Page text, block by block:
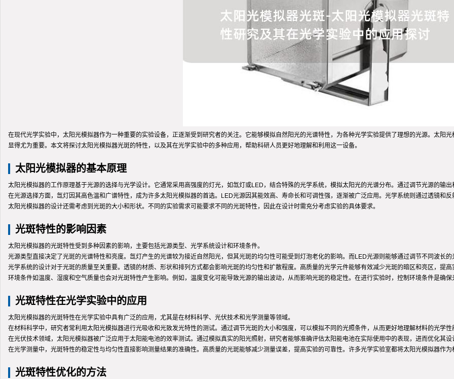
在现代光学实验中，太阳光模拟器作为一种重要的实验设备，正逐渐受到研究者的关注。它能够模拟自然阳光的光谱特性，为各种光学实验提供了理想的光源。太阳
显得尤为重要。本文将探讨太阳光模拟器光斑的特性，以及其在光学实验中的多种应用，帮助科研人员更好地理解和利用这一设备。
太阳光模拟器的基本原理
太阳光模拟器的工作原理基于光源的选择与光学设计。它通常采用高强度的灯光，如氙灯或LED，结合特殊的光学系统，模拟太阳光的光谱分布。通过调节光源的输
在光源选择方面，氙灯因其高色温和广谱特性，成为许多太阳光模拟器的首选。LED光源因其能效高、寿命长和可调性强，逐渐被广泛应用。光学系统则通过透镜和
太阳光模拟器的设计还需考虑到光斑的大小和形状。不同的实验需求可能要求不同的光斑特性，因此在设计时需充分考虑实验的具体要求。
光斑特性的影响因素
太阳光模拟器的光斑特性受到多种因素的影响，主要包括光源类型、光学系统设计和环境条件。
光源类型直接决定了光斑的光谱特性和亮度。氙灯产生的光谱较为接近自然阳光，但其光斑的均匀性可能受到灯泡老化的影响。而LED光源则能够通过调节不同波长
光学系统的设计对于光斑的质量至关重要。透镜的材质、形状和排列方式都会影响光斑的均匀性和扩散程度。高质量的光学元件能够有效减少光斑的暗区和亮区，提高
环境条件如温度、湿度和空气质量也会对光斑特性产生影响。例如，温度变化可能导致光源的输出波动，从而影响光斑的稳定性。在进行实验时，控制环境条件是确
光斑特性在光学实验中的应用
太阳光模拟器的光斑特性在光学实验中具有广泛的应用，尤其是在材料科学、光伏技术和光学测量等领域。
在材料科学中，研究者常利用太阳光模拟器进行光吸收和光致发光特性的测试。通过调节光斑的大小和强度，可以模拟不同的光照条件，从而更好地理解材料的光学性
在光伏技术领域，太阳光模拟器被广泛应用于太阳能电池的效率测试。通过模拟真实的阳光照射，研究者能够准确评估太阳能电池在实际使用中的表现，进而优化其设
在光学测量中，光斑特性的稳定性与均匀性直接影响测量结果的准确性。高质量的光斑能够减少测量误差，提高实验的可靠性。许多光学实验室都将太阳光模拟器作
光斑特性优化的方法